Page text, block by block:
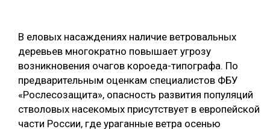
БИОЭНЕРГЕТИКА
ЛЕСОВОССТАНОВЛЕНИЕ И ЗАЩИТА
ЛОГИСТИКА
ПРОИЗВОДСТВО ДРЕВЕСНЫХ ПЛИТ
ПОДБОРКИ СТАТЕЙ
В еловых насаждениях наличие ветровальных
деревьев многократно повышает угрозу
возникновения очагов короеда-типографа. По
предварительным оценкам специалистов ФБУ
«Рослесозащита», опасность развития популяций
стволовых насекомых присутствует в европейской
части России, где ураганные ветра осенью